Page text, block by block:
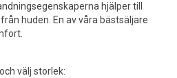
hjälper till
huden. En av våra bästsäljare
välj storlek: